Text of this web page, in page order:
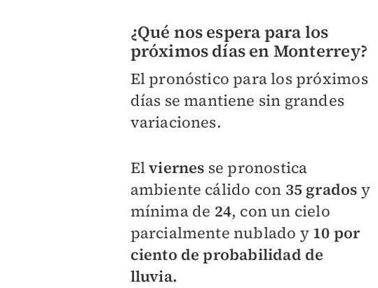
¿Qué nos espera para los
próximos días en Monterrey?
El pronóstico para los próximos
días se mantiene sin grandes
variaciones.
Elviernes se pronostica
ambiente cálido con 35 grados y
mínima de 24, con un cielo
parcialmente nublado y 10 por
ciento de probabilidad de
lluvia.